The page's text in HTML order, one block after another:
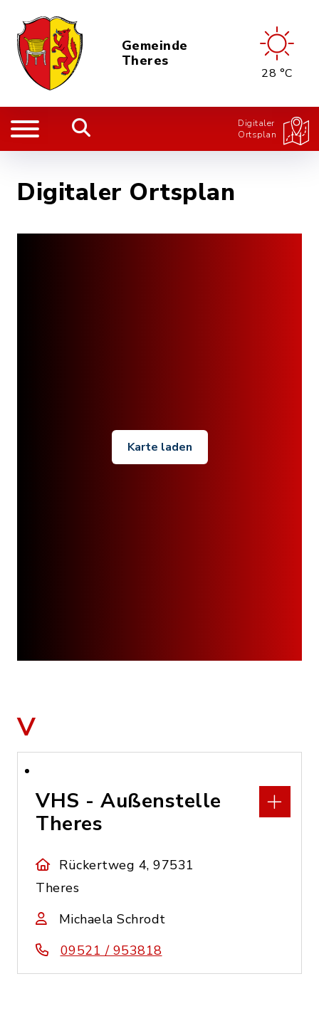
Gemeinde
Theres
28 °C
Digitaler
Ortsplan
Digitaler Ortsplan
Karte laden
V
VHS - Außenstelle
Theres
Rückertweg 4, 97531
Theres
Michaela Schrodt
09521 / 953818